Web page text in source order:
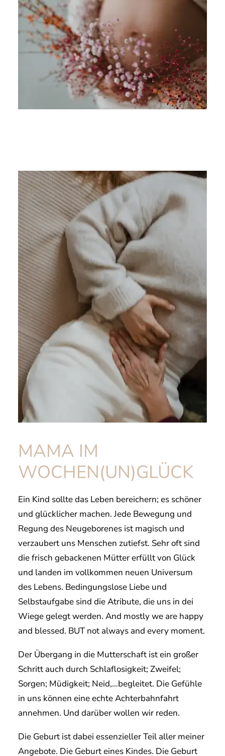
MAMA IM
WOCHEN(UN)GLÜCK
Ein Kind sollte das Leben bereichern; es schöner
und glücklicher machen. Jede Bewegung und
Regung des Neugeborenes ist magisch und
verzaubert uns Menschen zutiefst. Sehr oft sind
die frisch gebackenen Mütter erfüllt von Glück
und landen im vollkommen neuen Universum
des Lebens. Bedingungslose Liebe und
Selbstaufgabe sind die Atribute, die uns in dei
Wiege gelegt werden. And mostly we are happy
and blessed. BUT not always and every moment.
Der Übergang in die Mutterschaft ist ein großer
Schritt auch durch Schlaflosigkeit; Zweifel;
Sorgen; Müdigkeit; Neid,…begleitet. Die Gefühle
in uns können eine echte Achterbahnfahrt
annehmen. Und darüber wollen wir reden.
Die Geburt ist dabei essenzieller Teil aller meiner
Angebote. Die Geburt eines Kindes. Die Geburt